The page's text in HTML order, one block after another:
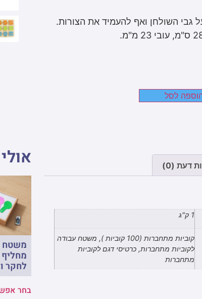
גבי השולחן ואף להעמיד את הצורות.
לסל
דעת (0)
1 ק"ג
קוביות מתחברות (100 קוביות ), משטח עבודה
לקוביות מתחברות, כרטיסי דגם לקוביות
מתחברות
משטח
לחקר
בחר